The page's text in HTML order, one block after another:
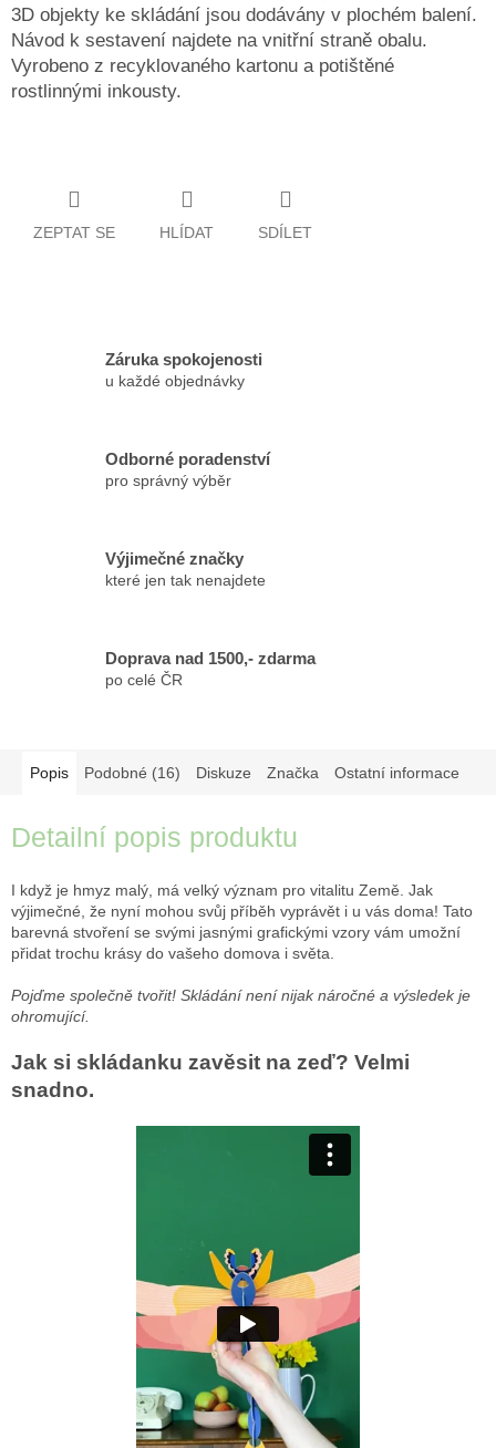
3D objekty ke skládání jsou dodávány v plochém balení.
Návod k sestavení najdete na vnitřní straně obalu.
Vyrobeno z recyklovaného kartonu a potištěné
rostlinnými inkousty.
ZEPTAT SE HLÍDAT SDÍLET
Záruka spokojenosti
u každé objednávky
Odborné poradenství
pro správný výběr
Výjimečné značky
které jen tak nenajdete
Doprava nad 1500,- zdarma
po celé ČR
Popis Podobné (16) Diskuze Značka Ostatní informace
Detailní popis produktu
I když je hmyz malý, má velký význam pro vitalitu Země. Jak
výjimečné, že nyní mohou svůj příběh vyprávět i u vás doma! Tato
barevná stvoření se svými jasnými grafickými vzory vám umožní
přidat trochu krásy do vašeho domova i světa.
Pojďme společně tvořit! Skládání není nijak náročné a výsledek je
ohromující.
Jak si skládanku zavěsit na zeď? Velmi
snadno.